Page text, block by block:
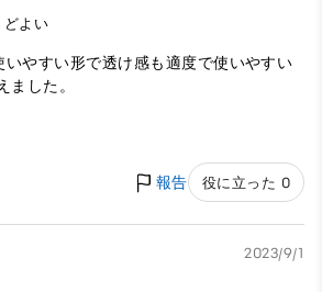
どよい
いやすい形で透け感も適度で使いやすい
ました。
報告 役に立った 0
2023/9/1